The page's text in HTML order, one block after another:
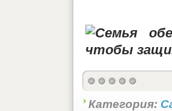
Категория: